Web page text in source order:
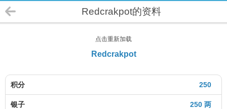
Redcrakpot的资料
点击重新加载
Redcrakpot
250
积分
250 两
银子